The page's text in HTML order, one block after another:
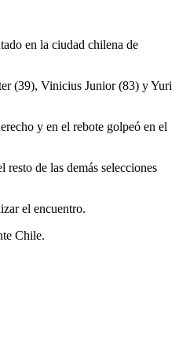
en la ciudad chilena de
(39), Vinicius Junior (83) y Yuri
y en el rebote golpeó en el
resto de las demás selecciones
el encuentro.
Chile.